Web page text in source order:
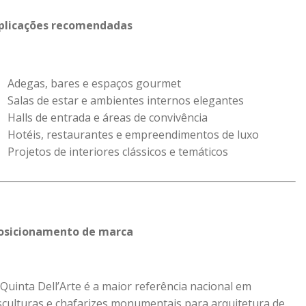
recomendadas
Adegas, bares e espaços gourmet
Salas de estar e ambientes internos elegantes
Halls de entrada e áreas de convivência
Hotéis, restaurantes e empreendimentos de luxo
Projetos de interiores clássicos e temáticos
de marca
Dell’Arte é a maior referência nacional em